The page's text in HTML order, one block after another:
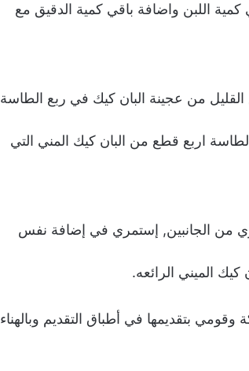
اللبن واضافة باقي كمية الدقيق مع
من عجينة البان كيك في ربع الطاسة
اربع قطع من البان كيك المني التي
من الجانبين, إستمري في إضافة نفس
الميني الرائعه.
بتقديمها في أطباق التقديم وبالهناء